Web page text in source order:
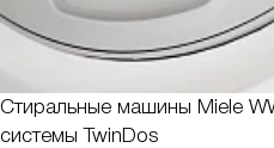
Стиральные машины Miele
системы TwinDos